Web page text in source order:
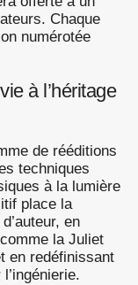
Chaque
numérotée
à l’héritage
de rééditions
techniques
à la lumière
place la
en
la Juliet
en redéfinissant